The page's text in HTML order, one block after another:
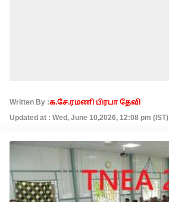
Written By :க.சே.ரமணி பிரபா தேவி
Updated at : Wed, June 10,2026, 12:08 pm (IST)